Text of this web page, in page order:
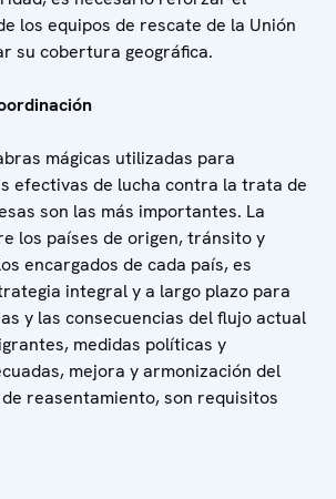
los equipos de rescate de la Unión
su cobertura geográfica.
mágicas utilizadas para
efectivas de lucha contra la trata de
son las más importantes. La
los países de origen, tránsito y
encargados de cada país, es
integral y a largo plazo para
y las consecuencias del flujo actual
medidas políticas y
mejora y armonización del
reasentamiento, son requisitos